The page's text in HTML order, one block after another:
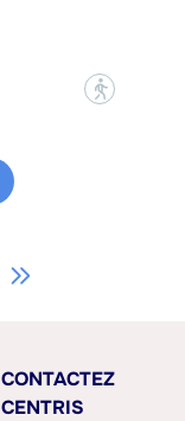
?
CONTACTEZ
CENTRIS